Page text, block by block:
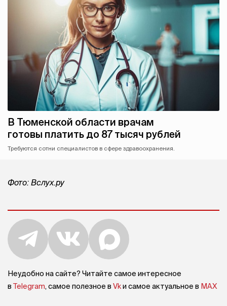
В Тюменской области врачам
готовы платить до 87 тысяч рублей
Требуются сотни специалистов в сфере здравоохранения.
Фото: Вслух.ру
Неудобно на сайте? Читайте самое интересное
в Telegram, самое полезное в Vkи самое актуальное в MAX